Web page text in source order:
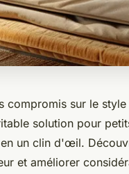
compromis sur le
solution pour
un clin d'œil.
et améliorer